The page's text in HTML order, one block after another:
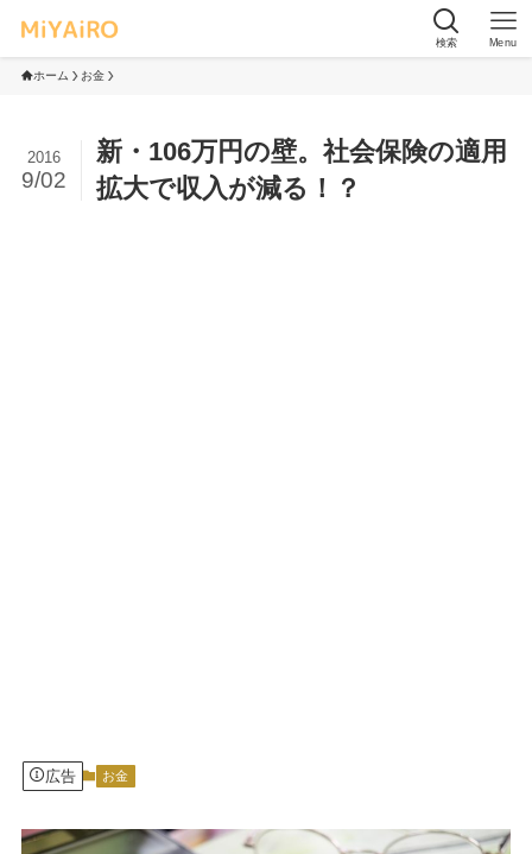
検索 Menu
ホーム お金
新・106万円の壁。社会保険の適用
拡大で収入が減る！？
2016
9/02
広告 お金